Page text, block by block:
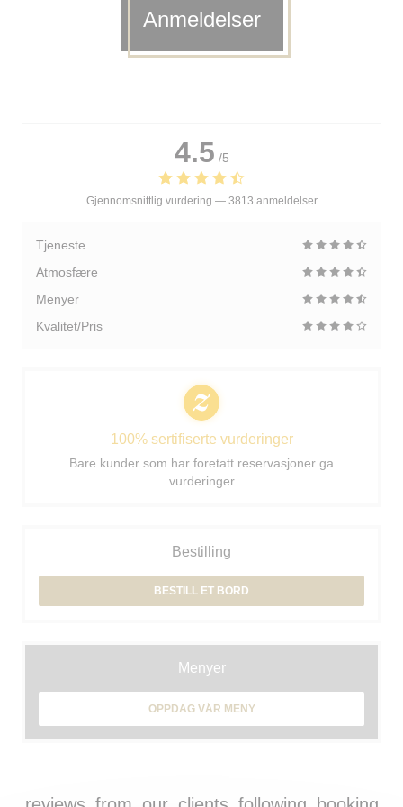
Anmeldelser
4.5 /5
Gjennomsnittlig vurdering — 3813 anmeldelser
Tjeneste
Atmosfære
Menyer
Kvalitet/Pris
100% sertifiserte vurderinger
Bare kunder som har foretatt reservasjoner ga
vurderinger
Bestilling
BESTILL ET BORD
Menyer
OPPDAG VÅR MENY